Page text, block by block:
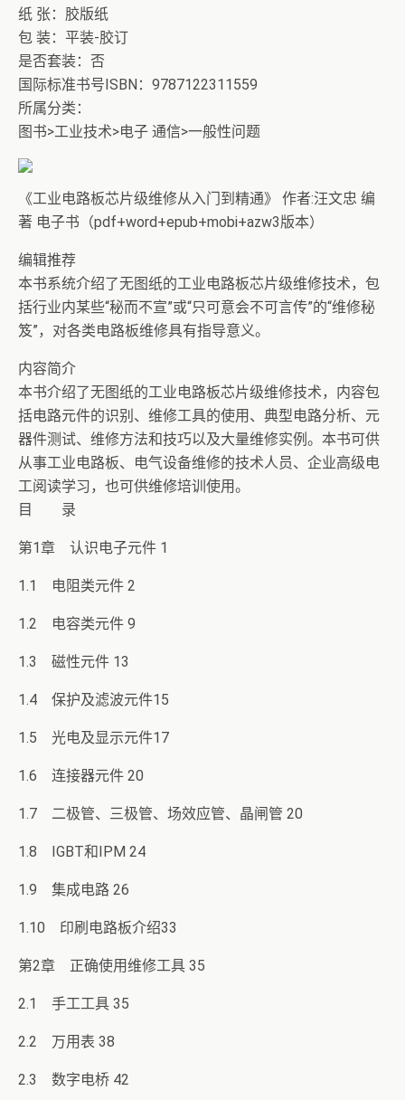
纸 张：胶版纸
包 装：平装-胶订
是否套装：否
国际标准书号ISBN：9787122311559
所属分类：
图书>工业技术>电子 通信>一般性问题
《工业电路板芯片级维修从入门到精通》 作者:汪文忠 编
著 电子书（pdf+word+epub+mobi+azw3版本）
编辑推荐
本书系统介绍了无图纸的工业电路板芯片级维修技术，包
括行业内某些“秘而不宣”或“只可意会不可言传”的“维修秘
笈”，对各类电路板维修具有指导意义。
内容简介
本书介绍了无图纸的工业电路板芯片级维修技术，内容包
括电路元件的识别、维修工具的使用、典型电路分析、元
器件测试、维修方法和技巧以及大量维修实例。本书可供
从事工业电路板、电气设备维修的技术人员、企业高级电
工阅读学习，也可供维修培训使用。
目 录
第1章 认识电子元件 1
1.1 电阻类元件 2
1.2 电容类元件 9
1.3 磁性元件 13
1.4 保护及滤波元件15
1.5 光电及显示元件17
1.6 连接器元件 20
1.7 二极管、三极管、场效应管、晶闸管 20
1.8 IGBT和IPM 24
1.9 集成电路 26
1.10 印刷电路板介绍33
第2章 正确使用维修工具 35
2.1 手工工具 35
2.2 万用表 38
2.3 数字电桥 42